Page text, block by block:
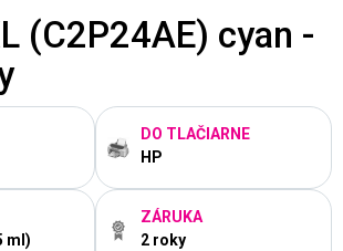
(C2P24AE) cyan -
DO TLAČIARNE
HP
ml)
ZÁRUKA
2 roky